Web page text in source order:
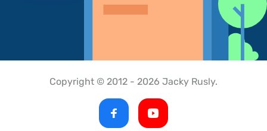
Copyright © 2012 - 2026 Jacky Rusly.